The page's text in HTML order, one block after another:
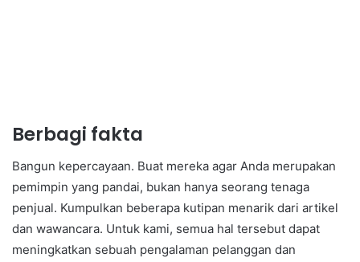
Berbagi fakta
Bangun kepercayaan. Buat mereka agar Anda merupakan
pemimpin yang pandai, bukan hanya seorang tenaga
penjual. Kumpulkan beberapa kutipan menarik dari artikel
dan wawancara. Untuk kami, semua hal tersebut dapat
meningkatkan sebuah pengalaman pelanggan dan